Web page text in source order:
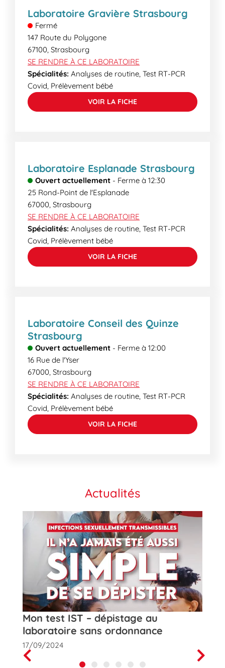
de votre venue, nos secrétaires médicales
pourront vous informer des délais de rendu.
Laboratoire Gravière Strasbourg
Fermé
147 Route du Polygone
67100, Strasbourg
SE RENDRE À CE LABORATOIRE
Spécialités: Analyses de routine, Test RT-PCR
Covid, Prélèvement bébé
VOIR LA FICHE
Laboratoire Esplanade Strasbourg
Ouvert actuellement - Ferme à 12:30
25 Rond-Point de l'Esplanade
67000, Strasbourg
SE RENDRE À CE LABORATOIRE
Spécialités: Analyses de routine, Test RT-PCR
Covid, Prélèvement bébé
VOIR LA FICHE
Laboratoire Conseil des Quinze
Strasbourg
Ouvert actuellement - Ferme à 12:00
16 Rue de l'Yser
67000, Strasbourg
SE RENDRE À CE LABORATOIRE
Spécialités: Analyses de routine, Test RT-PCR
Covid, Prélèvement bébé
VOIR LA FICHE
Actualités
Mon test IST – dépistage au
laboratoire sans ordonnance
17/09/2024
Prev
Next